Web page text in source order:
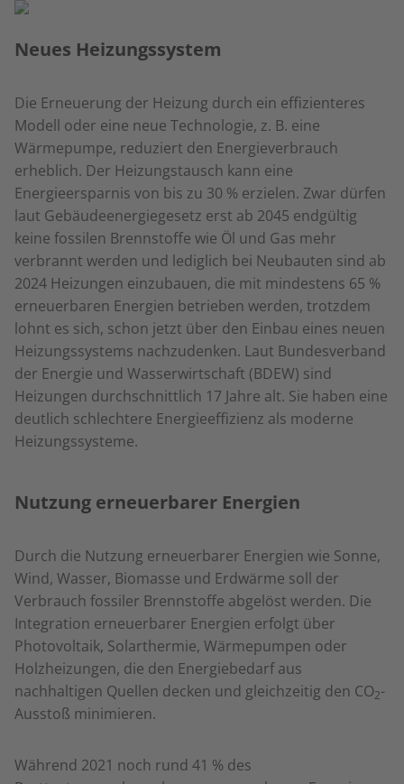
Neues Heizungssystem
Die Erneuerung der Heizung durch ein effizienteres
Modell oder eine neue Technologie, z. B. eine
Wärmepumpe, reduziert den Energieverbrauch
erheblich. Der Heizungstausch kann eine
Energieersparnis von bis zu 30 % erzielen. Zwar dürfen
laut Gebäudeenergiegesetz erst ab 2045 endgültig
keine fossilen Brennstoffe wie Öl und Gas mehr
verbrannt werden und lediglich bei Neubauten sind ab
2024 Heizungen einzubauen, die mit mindestens 65 %
erneuerbaren Energien betrieben werden, trotzdem
lohnt es sich, schon jetzt über den Einbau eines neuen
Heizungssystems nachzudenken. Laut Bundesverband
der Energie und Wasserwirtschaft (BDEW) sind
Heizungen durchschnittlich 17 Jahre alt. Sie haben eine
deutlich schlechtere Energieeffizienz als moderne
Heizungssysteme.
Nutzung erneuerbarer Energien
Durch die Nutzung erneuerbarer Energien wie Sonne,
Wind, Wasser, Biomasse und Erdwärme soll der
Verbrauch fossiler Brennstoffe abgelöst werden. Die
Integration erneuerbarer Energien erfolgt über
Photovoltaik, Solarthermie, Wärmepumpen oder
Holzheizungen, die den Energiebedarf aus
nachhaltigen Quellen decken und gleichzeitig den CO2-
Ausstoß minimieren.
Während 2021 noch rund 41 % des